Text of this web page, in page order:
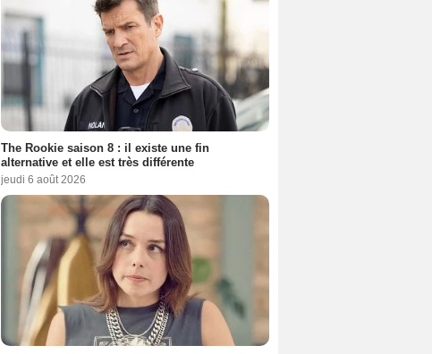
The Rookie saison 8 : il existe une fin
alternative et elle est très différente
jeudi 6 août 2026